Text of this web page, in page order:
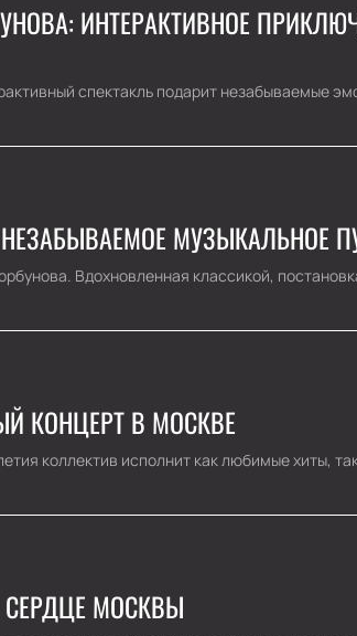
ИНТЕРАКТИВНОЕ
спектакль подарит незабываемые
МУЗЫКАЛЬНОЕ
Вдохновленная классикой,
КОНЦЕРТ В МОСКВЕ
коллектив исполнит как любимые хиты, так
СЕРДЦЕ МОСКВЫ